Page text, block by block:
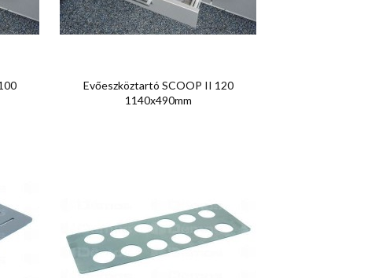
Evőeszköztartó SCOOP II 120
1140x490mm
Előnézet